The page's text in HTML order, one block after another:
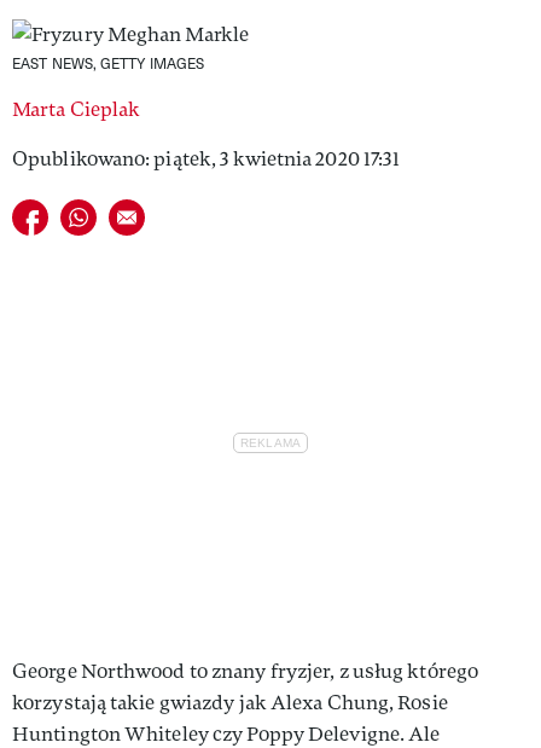
VIVA!PEOPLE POWER
VIVA!ITAKA
MAGAZYN VIVA!
EAST NEWS, GETTY IMAGES
Marta Cieplak
Opublikowano: piątek, 3 kwietnia 2020 17:31
Udostępnij na facebook
Udostępnij na whatsapp
E-mail do przyjaciela
George Northwood to znany fryzjer, z usług którego
korzystają takie gwiazdy jak Alexa Chung, Rosie
Huntington Whiteley czy Poppy Delevigne. Ale